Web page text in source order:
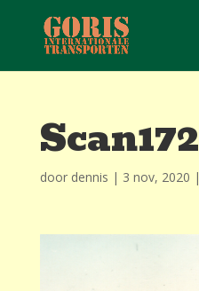
Scan172
door dennis | 3 nov, 2020 |